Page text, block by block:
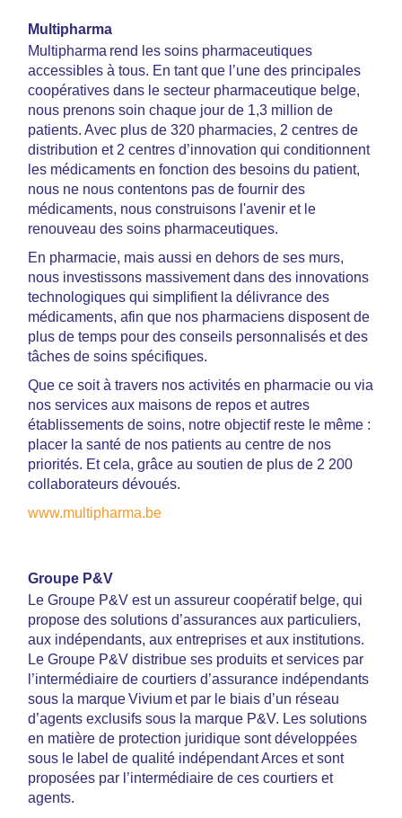
Multipharma
Multipharma rend les soins pharmaceutiques
accessibles à tous. En tant que l’une des principales
coopératives dans le secteur pharmaceutique belge,
nous prenons soin chaque jour de 1,3 million de
patients. Avec plus de 320 pharmacies, 2 centres de
distribution et 2 centres d’innovation qui conditionnent
les médicaments en fonction des besoins du patient,
nous ne nous contentons pas de fournir des
médicaments, nous construisons l'avenir et le
renouveau des soins pharmaceutiques.
En pharmacie, mais aussi en dehors de ses murs,
nous investissons massivement dans des innovations
technologiques qui simplifient la délivrance des
médicaments, afin que nos pharmaciens disposent de
plus de temps pour des conseils personnalisés et des
tâches de soins spécifiques.
Que ce soit à travers nos activités en pharmacie ou via
nos services aux maisons de repos et autres
établissements de soins, notre objectif reste le même :
placer la santé de nos patients au centre de nos
priorités. Et cela, grâce au soutien de plus de 2 200
collaborateurs dévoués.
www.multipharma.be
Groupe P&V
Le Groupe P&V est un assureur coopératif belge, qui
propose des solutions d’assurances aux particuliers,
aux indépendants, aux entreprises et aux institutions.
Le Groupe P&V distribue ses produits et services par
l’intermédiaire de courtiers d’assurance indépendants
sous la marque Vivium et par le biais d’un réseau
d’agents exclusifs sous la marque P&V. Les solutions
en matière de protection juridique sont développées
sous le label de qualité indépendant Arces et sont
proposées par l’intermédiaire de ces courtiers et
agents.